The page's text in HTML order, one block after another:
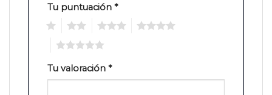
Tu puntuación *
Tu valoración *